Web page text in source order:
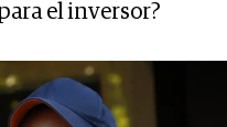
el inversor?